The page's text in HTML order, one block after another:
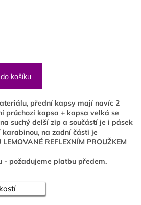
košíku
přední kapsy mají navíc 2
průchozí kapsa + kapsa velká se
suchý delší zip a součástí je i pásek
na zadní části je
REFLEXNÍM PROUŽKEM
- požadujeme platbu předem.